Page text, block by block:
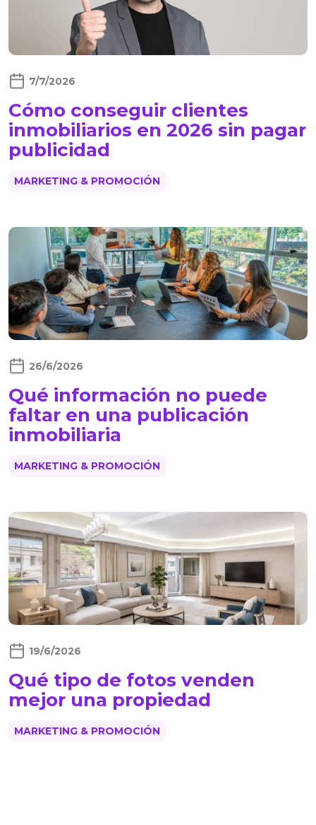
7/7/2026
Cómo conseguir clientes
inmobiliarios en 2026 sin pagar
publicidad
MARKETING & PROMOCIÓN
26/6/2026
Qué información no puede
faltar en una publicación
inmobiliaria
MARKETING & PROMOCIÓN
19/6/2026
Qué tipo de fotos venden
mejor una propiedad
MARKETING & PROMOCIÓN